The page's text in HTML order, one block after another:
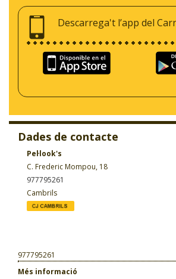
Descarrega't l’app del
Dades de contacte
Pel·look's
C. Frederic Mompou, 18
977795261
Cambrils
977795261
Més informació